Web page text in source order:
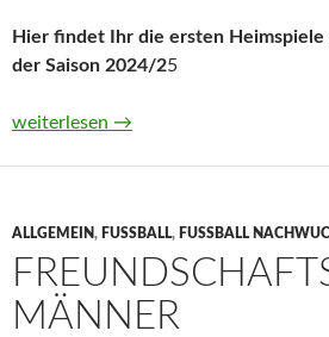
Hier findet Ihr die ersten
der Saison 2024/25
Heimspiele der Männermannschaften
weiterlesen →
ALLGEMEIN, FUSSBALL , FUSSBALL
MÄNNER